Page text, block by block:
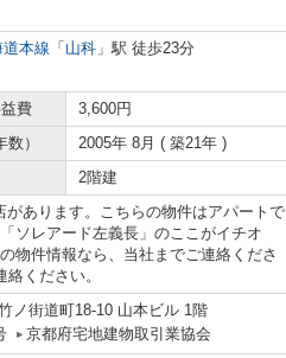
本線 「 山科 」駅 徒歩23分
費
3,600円
）
2005年 8月 ( 築21年 )
2階建
あります。こちらの物件はアパートで
ソレアード左義長」のここがイチオ
物件情報なら、当社までご連絡くださ
ください。
ノ街道町18-10 山本ビル 1階
京都府宅地建物取引業協会